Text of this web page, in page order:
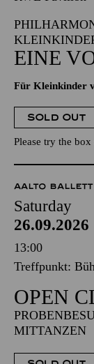
EINE
Für Kleinkinder
SOLD OUT
Please try the
AALTO
Saturday
26.09.2026
13:00
Treffpunkt:
OPEN
MITTANZEN